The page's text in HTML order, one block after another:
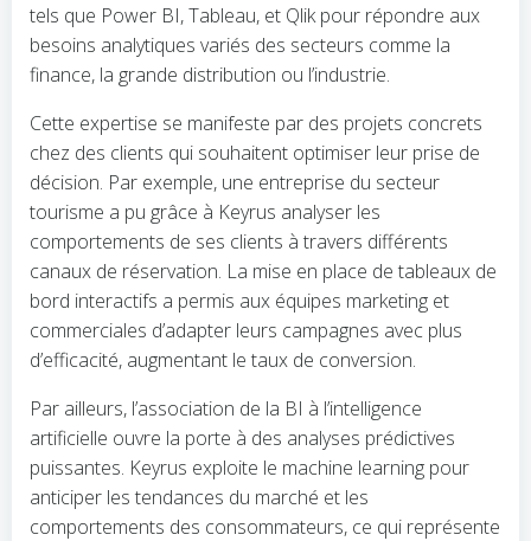
tels que Power BI, Tableau, et Qlik pour répondre aux
besoins analytiques variés des secteurs comme la
finance, la grande distribution ou l’industrie.
Cette expertise se manifeste par des projets concrets
chez des clients qui souhaitent optimiser leur prise de
décision. Par exemple, une entreprise du secteur
tourisme a pu grâce à Keyrus analyser les
comportements de ses clients à travers différents
canaux de réservation. La mise en place de tableaux de
bord interactifs a permis aux équipes marketing et
commerciales d’adapter leurs campagnes avec plus
d’efficacité, augmentant le taux de conversion.
Par ailleurs, l’association de la BI à l’intelligence
artificielle ouvre la porte à des analyses prédictives
puissantes. Keyrus exploite le machine learning pour
anticiper les tendances du marché et les
comportements des consommateurs, ce qui représente